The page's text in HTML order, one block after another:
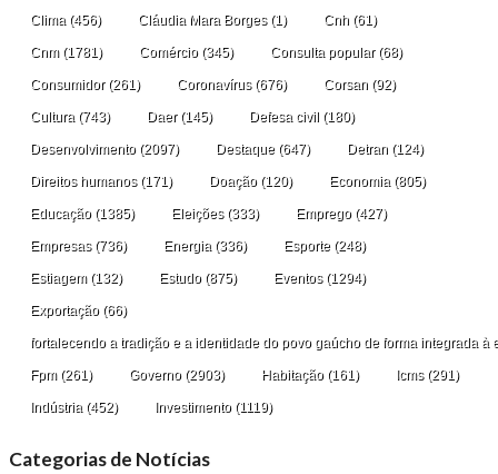
Clima (456) Cláudia Mara Borges(1) Cnh (61)
Cnm(1781) Comércio(345) Consulta popular(68)
Consumidor(261) Coronavírus(676) Corsan (92)
Cultura (743) Daer(145) Defesa civil (180)
Desenvolvimento(2097) Destaque (647) Detran (124)
Direitos humanos(171) Doação(120) Economia (805)
Educação(1385) Eleições(333) Emprego(427)
Empresas(736) Energia (336) Esporte (248)
Estiagem(132) Estudo(875) Eventos(1294)
Exportação(66)
fortalecendo a tradição e a identidade do povo gaúcho de forma integrada
Fpm(261) Governo(2903) Habitação(161) Icms(291)
Indústria (452) Investimento(1119)
Categorias de Notícias